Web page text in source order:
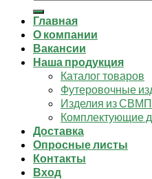
Главная
О компании
Вакансии
Наша продукция
Каталог товаров
Футеровочные
Изделия из
Комплектующие
Доставка
Опросные листы
Контакты
Вход